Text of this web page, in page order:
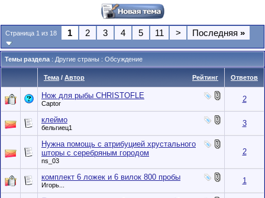
Страница 1 из 18 1 2 3 4 5 11 > Последняя »
Темы раздела : Другие страны : Обсуждение
Рейтинг
Тема / Автор Ответов
Нож для рыбы CHRISTOFLE
Captor 2
клеймо
бельгиец1 3
Нужна помощь с атрибуцией хрустального
шторы с серебряным городом
ns_03
2
комплект 6 ложек и 6 вилок 800 пробы
Игорь... 1